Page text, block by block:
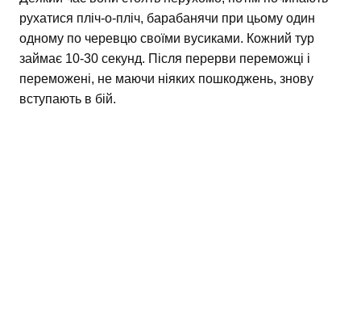
рухатися пліч-о-пліч, барабанячи при цьому один
одному по черевцю своїми вусиками. Кожний тур
займає 10-30 секунд. Після перерви переможці і
переможені, не маючи ніяких пошкоджень, знову
вступають в бій.